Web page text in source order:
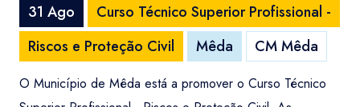
31 Ago
Curso Técnico Superior Profissional -
Riscos e Proteção Civil
Mêda CM Mêda
O Município de Mêda está a promover o Curso Técnico